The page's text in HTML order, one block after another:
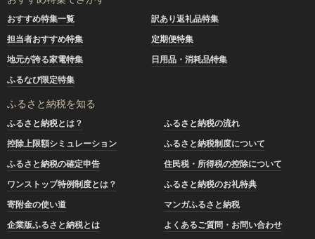
おすすめ特集一覧
訳あり返礼品特集
担当者おすすめ特集
定期便特集
地元が誇る家電特集
日用品・消耗品特集
ふるなび限定特集
ふるさと納税を知る
ふるさと納税とは？
ふるさと納税の流れ
控除上限額シミュレーション
ふるさと納税制度について
ふるさと納税の確定申告
住民税・所得税の控除について
ワンストップ特例制度とは？
ふるさと納税のお礼特典
寄附金の使い道
マンガふるさと納税
企業版ふるさと納税とは
よくあるご質問・お問い合わせ